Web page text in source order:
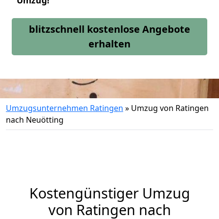
blitzschnell kostenlose Angebote
erhalten
Umzugsunternehmen Ratingen » Umzug von Ratingen
nach Neuötting
Kostengünstiger Umzug
von Ratingen nach